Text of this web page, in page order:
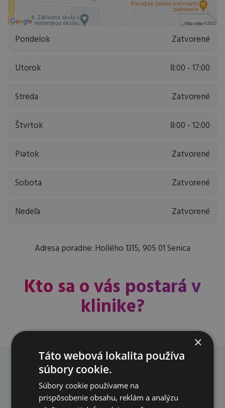
Pondelok Zatvorené
Utorok 8:00 - 17:00
Streda Zatvorené
Štvrtok 8:00 - 12:00
Piatok Zatvorené
Sobota Zatvorené
Nedeľa Zatvorené
Adresa poradne: Hollého 1315, 905 01 Senica
Kto sa o vás postará v
klinike?
Ide o vaše zdravie. Každá
minúta sa počíta.
×
Táto webová lokalita používa
súbory cookie.
Súbory cookie používame na
prispôsobenie obsahu, reklám a analýzu